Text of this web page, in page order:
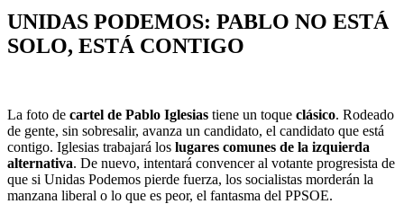
UNIDAS PODEMOS: PABLO NO ESTÁ
SOLO, ESTÁ CONTIGO
La foto de cartel de Pablo Iglesias tiene un toque clásico. Rodeado
de gente, sin sobresalir, avanza un candidato, el candidato que está
contigo. Iglesias trabajará los lugares comunes de la izquierda
alternativa. De nuevo, intentará convencer al votante progresista de
que si Unidas Podemos pierde fuerza, los socialistas morderán la
manzana liberal o lo que es peor, el fantasma del PPSOE.